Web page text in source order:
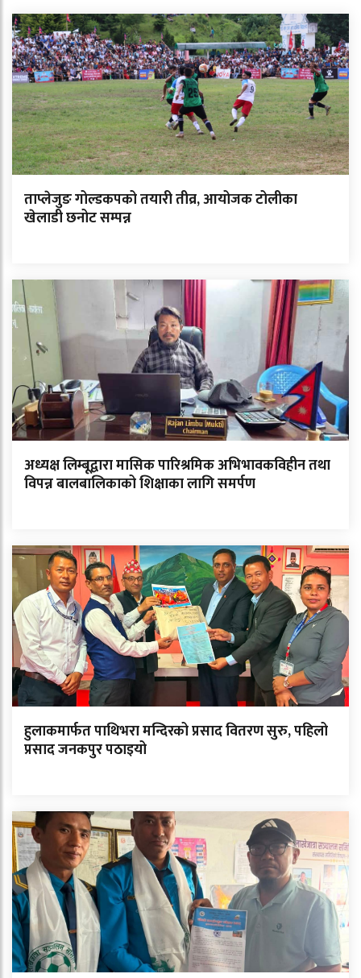
ताप्लेजुङ गोल्डकपको तयारी तीव्र, आयोजक टोलीका
खेलाडी छनोट सम्पन्न
अध्यक्ष लिम्बूद्वारा मासिक पारिश्रमिक अभिभावकविहीन तथा
विपन्न बालबालिकाको शिक्षाका लागि समर्पण
हुलाकमार्फत पाथिभरा मन्दिरको प्रसाद वितरण सुरु, पहिलो
प्रसाद जनकपुर पठाइयो